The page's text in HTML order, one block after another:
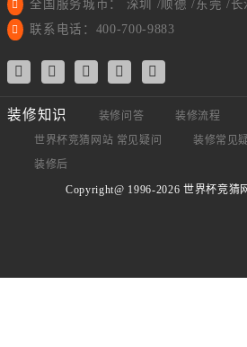
全国服务城市： 深圳 /顺德 /东莞 /长
联系电话：400-700-9883
装修知识 装修问答 装修流程
世界杯竞猜网站 常见疑问
装修常见
装修后
Copyright@ 1996-2026 世界杯竞猜